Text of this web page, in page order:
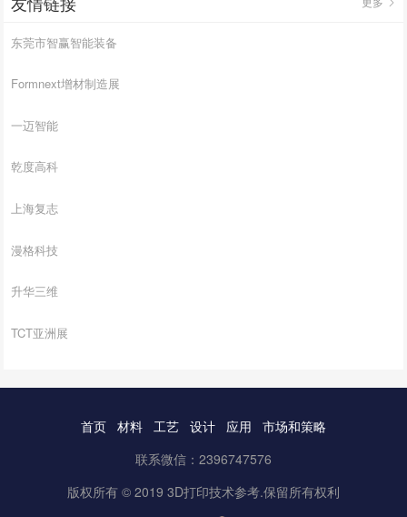
东莞市智赢智能装备
Formnext增材制造展
一迈智能
乾度高科
上海复志
漫格科技
升华三维
TCT亚洲展
首页 材料 工艺 设计 应用
市场和策略
联系微信：2396747576
版权所有 © 2019 3D打印技术参考.保留所有权利